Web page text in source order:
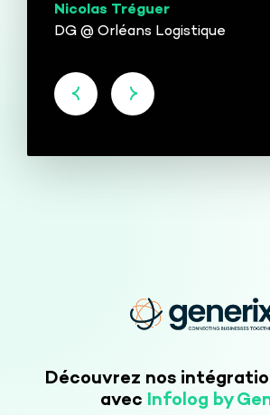
Nicolas Tréguer
DG @ Orléans Logistique
Découvrez nos
avec Infolog by